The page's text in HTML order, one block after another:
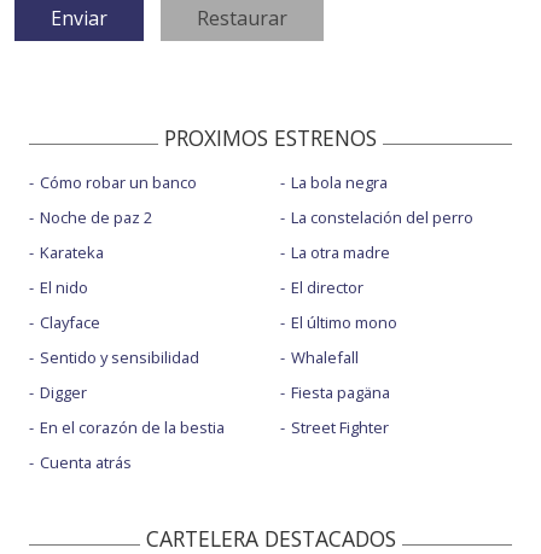
PROXIMOS ESTRENOS
Cómo robar un banco
Noche de paz 2
Karateka
El nido
Clayface
Sentido y sensibilidad
Digger
En el corazón de la bestia
Cuenta atrás
La bola negra
La constelación del perro
La otra madre
El director
El último mono
Whalefall
Fiesta pagäna
Street Fighter
CARTELERA DESTACADOS